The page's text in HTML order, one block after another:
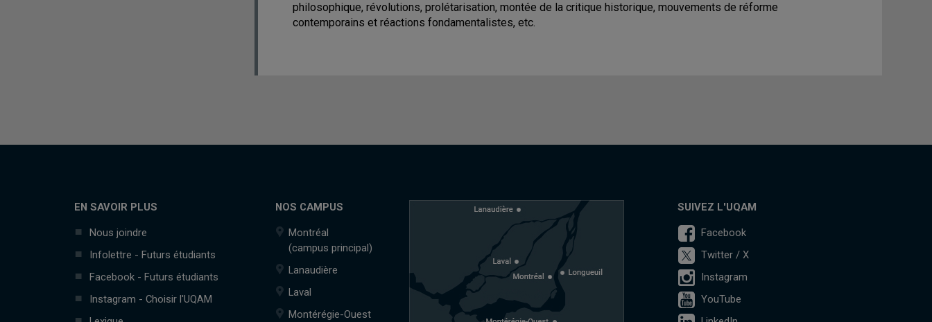
philosophique, révolutions, prolétarisation, montée de la critique historique, mouvements de réforme
contemporains et réactions fondamentalistes, etc.
EN SAVOIR PLUS
Nous joindre
Infolettre - Futurs étudiants
Facebook - Futurs étudiants
Instagram - Choisir l'UQAM
NOS CAMPUS
Montréal
(campus principal)
Lanaudière
Laval
Montérégie-Ouest
SUIVEZ L'UQAM
Facebook
Twitter / X
Instagram
YouTube